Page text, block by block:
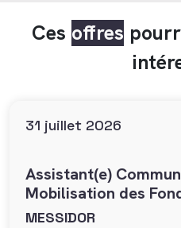
Ces offres
31 juillet 2026
Assistant(e)
Mobilisation des
MESSIDOR